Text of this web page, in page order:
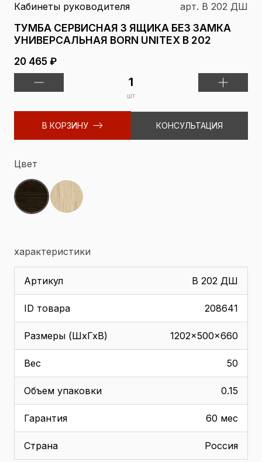
Кабинеты руководителя арт. В 202 ДШ
ТУМБА СЕРВИСНАЯ 3 ЯЩИКА БЕЗ ЗАМКА
УНИВЕРСАЛЬНАЯ BORN UNITEX В 202
20 465 ₽
шт
В КОРЗИНУ КОНСУЛЬТАЦИЯ
Цвет
характеристики
Артикул В 202 ДШ
ID товара 208641
Размеры (ШхГхВ) 1202x500x660
Вес 50
Объем упаковки 0.15
Гарантия 60 мес
Страна Россия